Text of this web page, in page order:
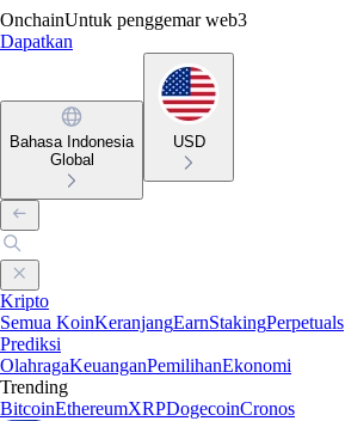
OnchainUntuk penggemar web3
Dapatkan
Bahasa Indonesia
Global
USD
Kripto
Semua KoinKeranjangEarnStakingPerpetuals
Prediksi
OlahragaKeuanganPemilihanEkonomi
Trending
BitcoinEthereumXRPDogecoinCronos